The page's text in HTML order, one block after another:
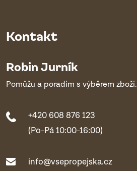
Kontakt
Robin Jurník
Pomůžu a poradím s výběrem zboží.
+420 608 876 123
(Po-Pá 10:00-16:00)
info@vsepropejska.cz